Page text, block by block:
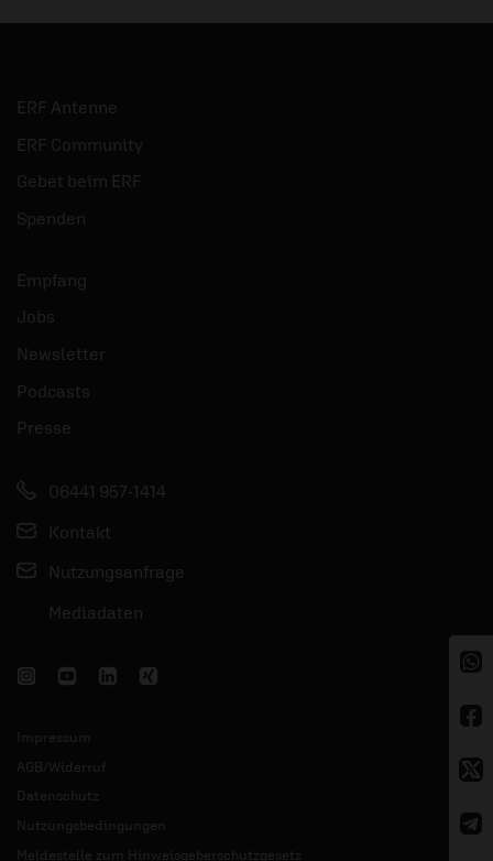
ERF Antenne
ERF Community
Gebet beim ERF
Spenden
Empfang
Jobs
Newsletter
Podcasts
Presse
06441 957-1414
Kontakt
Nutzungsanfrage
Mediadaten
Impressum
AGB/Widerruf
Datenschutz
Nutzungsbedingungen
Meldestelle zum Hinweisgeberschutzgesetz